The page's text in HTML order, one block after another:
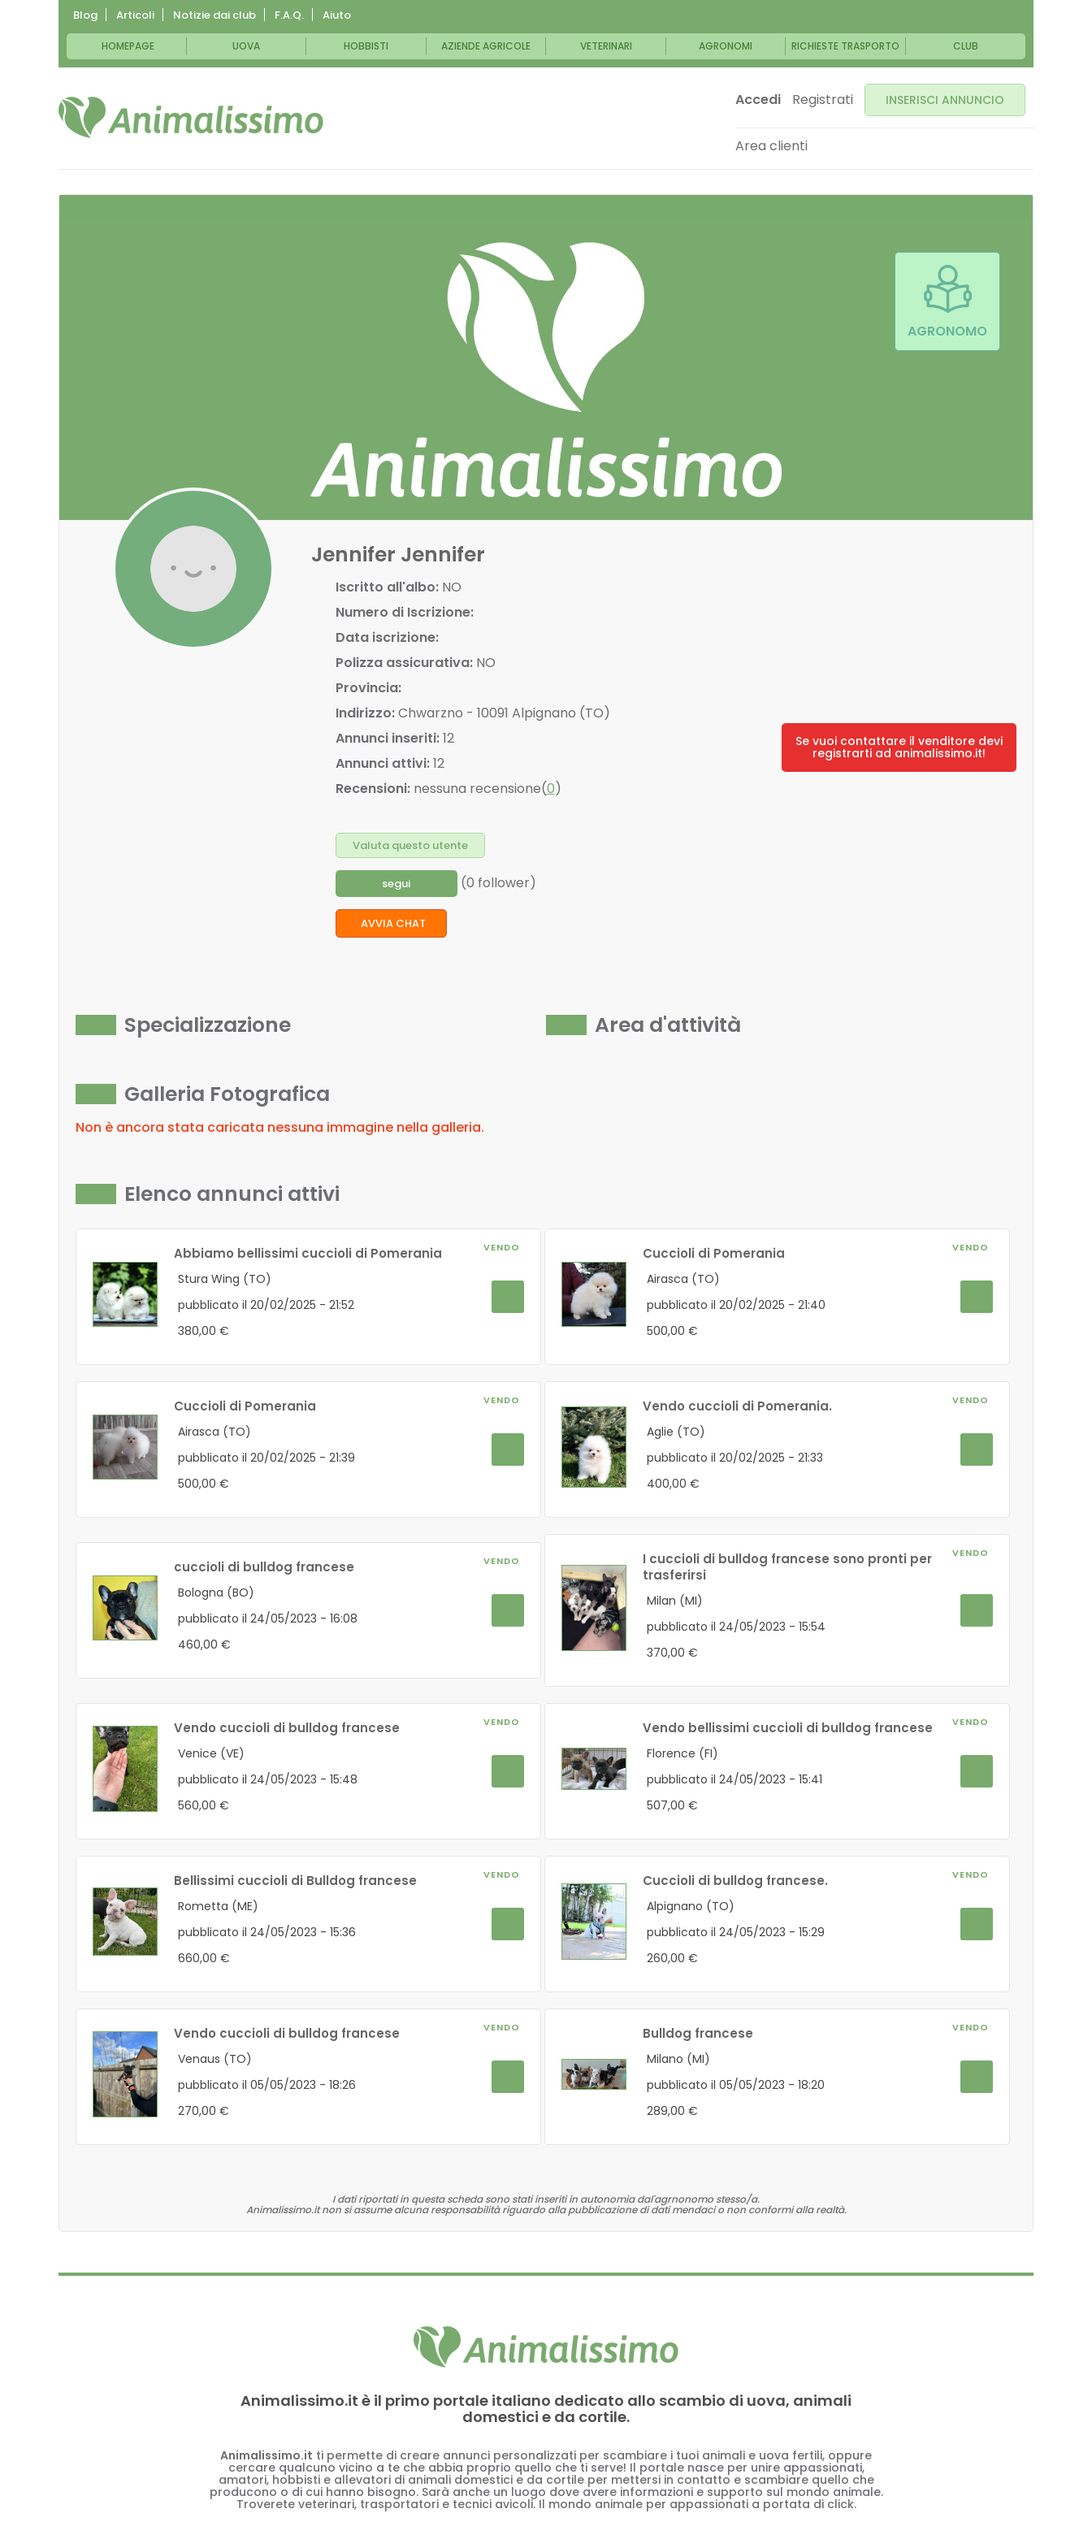
Blog Articoli Notizie dai club F.A.Q. Aiuto
HOMEPAGE UOVA HOBBISTI AZIENDE AGRICOLE VETERINARI AGRONOMI RICHIESTE TRASPORTO CLUB
Accedi Registrati INSERISCI ANNUNCIO
Area clienti
AGRONOMO
Jennifer Jennifer
Iscritto all'albo:NO
Numero di Iscrizione:
Data iscrizione:
Polizza assicurativa:NO
Provincia:
Indirizzo:Chwarzno - 10091 Alpignano (TO)
Annunci inseriti:12
Annunci attivi:12
Recensioni: nessuna recensione(0)
Valuta questo utente
segui (0 follower)
AVVIA CHAT
Se vuoi contattare il venditore devi
registrarti ad animalissimo.it!
Specializzazione Area d'attività
Galleria Fotografica
Non è ancora stata caricata nessuna immagine nella galleria.
Elenco annunci attivi
VENDO
Abbiamo bellissimi cuccioli di Pomerania
Stura Wing (TO)
pubblicato il 20/02/2025 - 21:52
380,00 €
VENDO
Cuccioli di Pomerania
Airasca (TO)
pubblicato il 20/02/2025 - 21:40
500,00 €
VENDO
Cuccioli di Pomerania
Airasca (TO)
pubblicato il 20/02/2025 - 21:39
500,00 €
VENDO
Vendo cuccioli di Pomerania.
Aglie (TO)
pubblicato il 20/02/2025 - 21:33
400,00 €
VENDO
cuccioli di bulldog francese
Bologna (BO)
pubblicato il 24/05/2023 - 16:08
460,00 €
VENDO
I cuccioli di bulldog francese sono pronti per
trasferirsi
Milan (MI)
pubblicato il 24/05/2023 - 15:54
370,00 €
VENDO
Vendo cuccioli di bulldog francese
Venice (VE)
pubblicato il 24/05/2023 - 15:48
560,00 €
VENDO
Vendo bellissimi cuccioli di bulldog francese
Florence (FI)
pubblicato il 24/05/2023 - 15:41
507,00 €
VENDO
Bellissimi cuccioli di Bulldog francese
Rometta (ME)
pubblicato il 24/05/2023 - 15:36
660,00 €
VENDO
Cuccioli di bulldog francese.
Alpignano (TO)
pubblicato il 24/05/2023 - 15:29
260,00 €
VENDO
Vendo cuccioli di bulldog francese
Venaus (TO)
pubblicato il 05/05/2023 - 18:26
270,00 €
VENDO
Bulldog francese
Milano (MI)
pubblicato il 05/05/2023 - 18:20
289,00 €
I dati riportati in questa scheda sono stati inseriti in autonomia dal'agrnonomo stesso/a.
Animalissimo.it non si assume alcuna responsabilità riguardo alla pubblicazione di dati mendaci o non conformi alla realtà.
Animalissimo.it è il primo portale italiano dedicato allo scambio di uova, animali
domestici e da cortile.
Animalissimo.it ti permette di creare annunci personalizzati per scambiare i tuoi animali e uova fertili, oppure
cercare qualcuno vicino a te che abbia proprio quello che ti serve! Il portale nasce per unire appassionati,
amatori, hobbisti e allevatori di animali domestici e da cortile per mettersi in contatto e scambiare quello che
producono o di cui hanno bisogno. Sarà anche un luogo dove avere informazioni e supporto sul mondo animale.
Troverete veterinari, trasportatori e tecnici avicoli. Il mondo animale per appassionati a portata di click.